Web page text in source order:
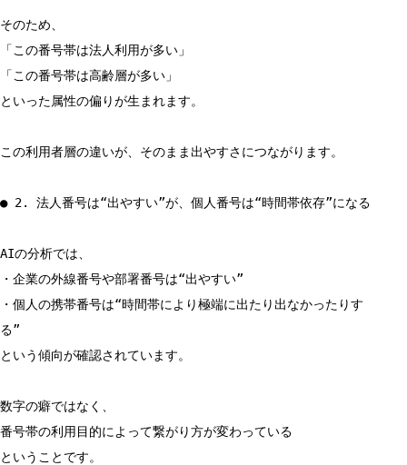
そのため、
「この番号帯は法人利用が多い」
「この番号帯は高齢層が多い」
といった属性の偏りが生まれます。
この利用者層の違いが、そのまま出やすさにつながります。
● 2. 法人番号は“出やすい”が、個人番号は“時間帯依存”になる
AIの分析では、
・企業の外線番号や部署番号は“出やすい”
・個人の携帯番号は“時間帯により極端に出たり出なかったりす
る”
という傾向が確認されています。
数字の癖ではなく、
番号帯の利用目的によって繋がり方が変わっている
ということです。